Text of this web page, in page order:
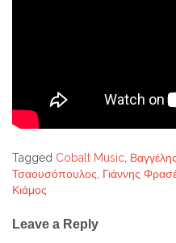
Tagged Cobalt Music
Τσαουσόπουλος Γιάννης
Κιάμος
navigation
Leave a Reply